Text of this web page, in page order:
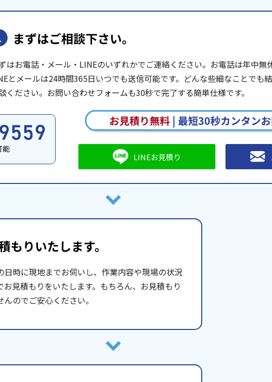
まずはご相談下さい。
はお電話・メール・LINEのいずれかでご連絡ください。お電話は年中無
とメールは24時間365日いつでも送信可能です。どんな些細なことでも
ください。お問い合わせフォームも30秒で完了する簡単仕様です。
能
お見積り無料| 最短30秒カンタン
LINEお見積り
もりいたします。
時に現地までお伺いし、作業内容や現場の状況
見積もりをいたします。もちろん、お見積もり
のでご安心ください。